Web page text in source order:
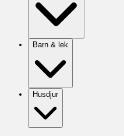
Barn & lek
Husdjur